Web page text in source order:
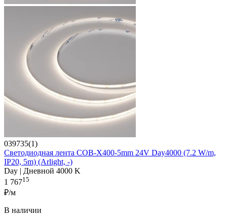
039735(1)
Светодиодная лента COB-X400-5mm 24V Day4000 (7.2 W/m,
IP20, 5m) (Arlight, -)
Day | Дневной 4000 K
1 76715
₽/м
В наличии